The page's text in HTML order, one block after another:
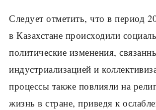
Следует отметить, что в период
в Казахстане происходили
политические изменения,
индустриализацией и
процессы также повлияли на
жизнь в стране, приведя к